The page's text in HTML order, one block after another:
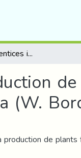
Inventaire des adventices inféodées à la production de plants forestiers. Cas de la pépinière d’El-Hammadia (W. Bordj Bou Arréridj)
(W.
production de